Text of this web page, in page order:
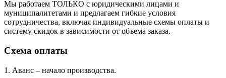
Мы работаем ТОЛЬКО с юридическими лицами и
муниципалитетами и предлагаем гибкие условия
сотрудничества, включая индивидуальные схемы оплаты и
систему скидок в зависимости от объема заказа.
Схема оплаты
1. Аванс – начало производства.